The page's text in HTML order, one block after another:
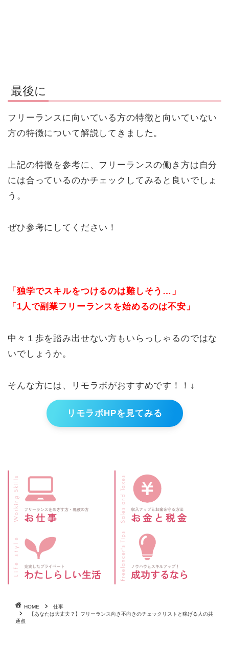
最後に
フリーランスに向いている方の特徴と向いていない
方の特徴について解説してきました。
上記の特徴を参考に、フリーランスの働き方は自分
には合っているのかチェックしてみると良いでしょ
う。
ぜひ参考にしてください！
「独学でスキルをつけるのは難しそう…」
「1人で副業フリーランスを始めるのは不安」
中々１歩を踏み出せない方もいらっしゃるのではな
いでしょうか。
そんな方には、リモラボがおすすめです！！↓
リモラボHPを見てみる
HOME
仕事
【あなたは大丈夫？】フリーランス向き不向きのチェックリストと稼げる人の共
通点